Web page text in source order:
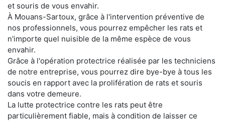
et souris de vous envahir.
À Mouans-Sartoux, grâce à l'intervention préventive de
nos professionnels, vous pourrez empêcher les rats et
n'importe quel nuisible de la même espèce de vous
envahir.
Grâce à l'opération protectrice réalisée par les techniciens
de notre entreprise, vous pourrez dire bye-bye à tous les
soucis en rapport avec la prolifération de rats et souris
dans votre demeure.
La lutte protectrice contre les rats peut être
particulièrement fiable, mais à condition de laisser ce